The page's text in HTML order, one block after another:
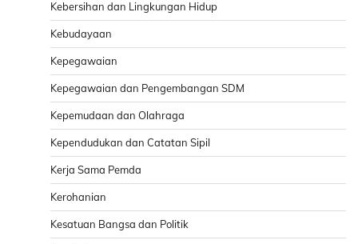
Kebersihan dan Lingkungan Hidup
Kebudayaan
Kepegawaian
Kepegawaian dan Pengembangan SDM
Kepemudaan dan Olahraga
Kependudukan dan Catatan Sipil
Kerja Sama Pemda
Kerohanian
Kesatuan Bangsa dan Politik